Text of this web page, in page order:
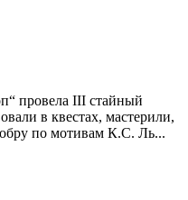
провела III стайный
в квестах, мастерили,
по мотивам К.С. Ль...